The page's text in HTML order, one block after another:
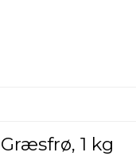
Græsfrø, 1 kg